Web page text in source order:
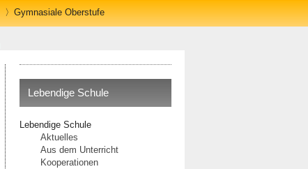
Gymnasiale Oberstufe
Lebendige Schule
Lebendige Schule
Aktuelles
Aus dem Unterricht
Kooperationen